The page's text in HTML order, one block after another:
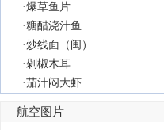
·爆草鱼片
·糖醋浇汁鱼
·炒线面（闽）
·剁椒木耳
·茄汁闷大虾
航空图片